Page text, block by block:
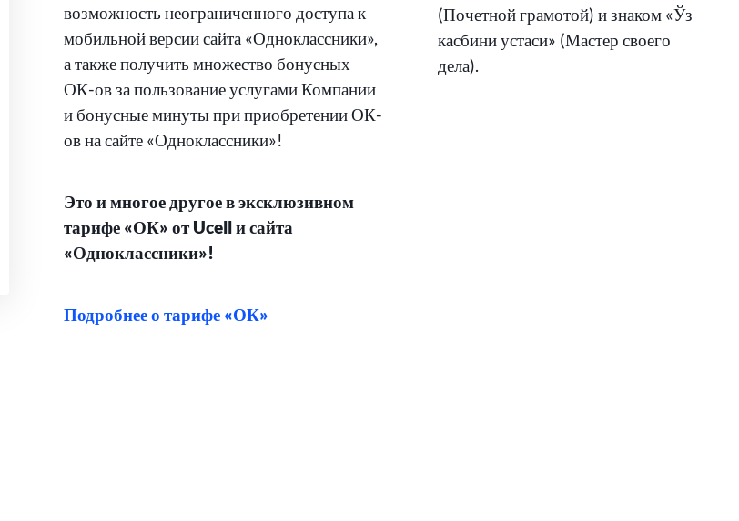
возможность неограниченного доступа к
мобильной версии сайта «Одноклассники»,
а также получить множество бонусных
ОК-ов за пользование услугами Компании
и бонусные минуты при приобретении ОК-
ов на сайте «Одноклассники»!
Это и многое другое в эксклюзивном
тарифе «ОК» от Ucell и сайта
«Одноклассники»!
Подробнее о тарифе «ОК»
(Почетной грамотой) и знаком «Ўз
касбини устаси» (Мастер своего
дела).